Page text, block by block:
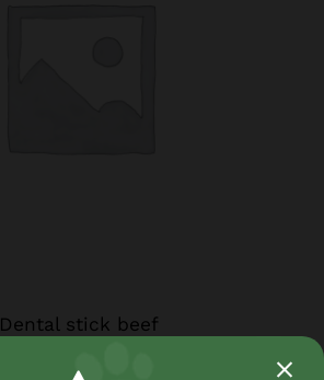
Dental stick beef